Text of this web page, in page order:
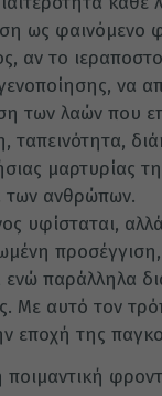
ως φαινόμενο
αν το
να
των λαών που
ταπεινότητα,
μαρτυρίας
των ανθρώπων.
υφίσταται,
ενώ παράλληλα
Με αυτό τον
εποχή της
ποιμαντική